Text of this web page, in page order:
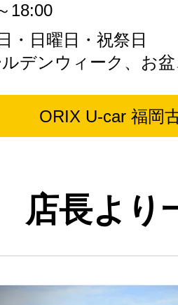
18:00
・日曜日・祝祭日
デンウィーク、お
ORIX U-car 福岡
店長より